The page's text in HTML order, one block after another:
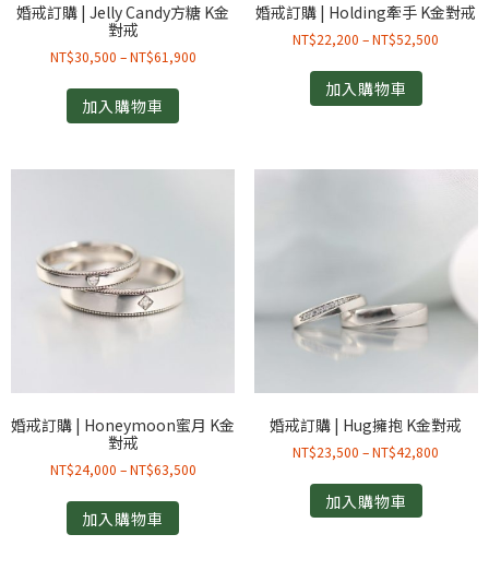
婚戒訂購 | Jelly Candy方糖 K金
對戒
NT$30,500 –NT$61,900
加入購物車
婚戒訂購 | Holding牽手 K金對戒
NT$22,200 –NT$52,500
加入購物車
婚戒訂購 | Honeymoon蜜月 K金
對戒
NT$24,000 –NT$63,500
加入購物車
婚戒訂購 | Hug擁抱 K金對戒
NT$23,500 –NT$42,800
加入購物車